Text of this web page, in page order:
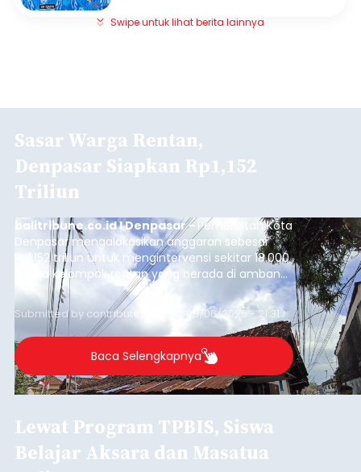
Swipe untuk lihat berita lainnya
Sasar Warga Rentan,
Denpasar Siapkan Rp1,152
Triliun
balitribune.co.id I Denpasar - Pemerintah Kota
Denpasar mengalokasikan anggaran sebesar
Rp1,152 triliun untuk mengintervensi sekitar 18.000
warga kelompok rentan yang berada di ambang
garis kemiskinan. Langkah strategis ini diambil
guna menjaga masyarakat yang berada pada
kelompok desil 5 dan 6 tersebut agar tidak
merosot ke kategori miskin.
Submitted by contributor Thu, 08/06/2026 - 21:31
Baca Selengkapnya
Lewat Program TPBIS, Siswa
Belajar Aksara dan Masatua